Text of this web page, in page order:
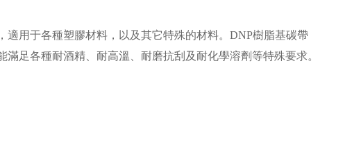
用于各種塑膠材料，以及其它特殊的材料。DNP樹脂基碳帶
足各種耐酒精、耐高溫、耐磨抗刮及耐化學溶劑等特殊要求。